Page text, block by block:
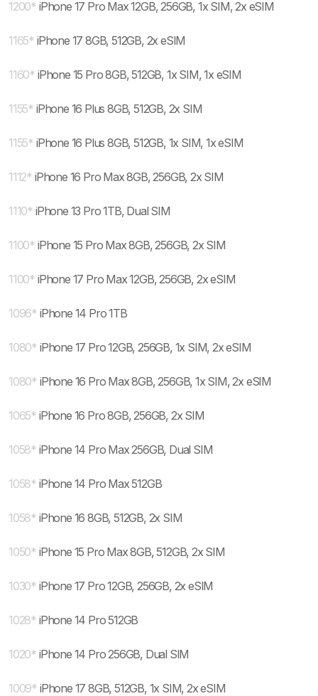
1200* iPhone 17 Pro Max 12GB, 256GB, 1x SIM, 2x eSIM
1165* iPhone 17 8GB, 512GB, 2x eSIM
1160* iPhone 15 Pro 8GB, 512GB, 1x SIM, 1x eSIM
1155* iPhone 16 Plus 8GB, 512GB, 2x SIM
1155* iPhone 16 Plus 8GB, 512GB, 1x SIM, 1x eSIM
1112* iPhone 16 Pro Max 8GB, 256GB, 2x SIM
1110* iPhone 13 Pro 1TB, Dual SIM
1100* iPhone 15 Pro Max 8GB, 256GB, 2x SIM
1100* iPhone 17 Pro Max 12GB, 256GB, 2x eSIM
1096* iPhone 14 Pro 1TB
1080* iPhone 17 Pro 12GB, 256GB, 1x SIM, 2x eSIM
1080* iPhone 16 Pro Max 8GB, 256GB, 1x SIM, 2x eSIM
1065* iPhone 16 Pro 8GB, 256GB, 2x SIM
1058* iPhone 14 Pro Max 256GB, Dual SIM
1058* iPhone 14 Pro Max 512GB
1058* iPhone 16 8GB, 512GB, 2x SIM
1050* iPhone 15 Pro Max 8GB, 512GB, 2x SIM
1030* iPhone 17 Pro 12GB, 256GB, 2x eSIM
1028* iPhone 14 Pro 512GB
1020* iPhone 14 Pro 256GB, Dual SIM
1009* iPhone 17 8GB, 512GB, 1x SIM, 2x eSIM